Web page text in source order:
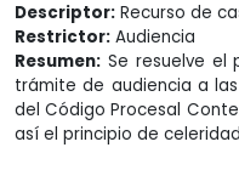
Descriptor: Recurso de
Restrictor: Audiencia
Resumen: Se resuelve el
trámite de audiencia a
del Código Procesal
así el principio de